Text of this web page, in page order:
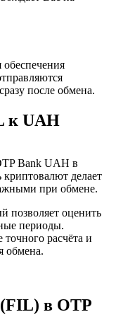
после обмена.
к UAH
Bank UAH в
делает
при обмене.
позволяет оценить
периоды.
расчёта и
обмена.
в OTP